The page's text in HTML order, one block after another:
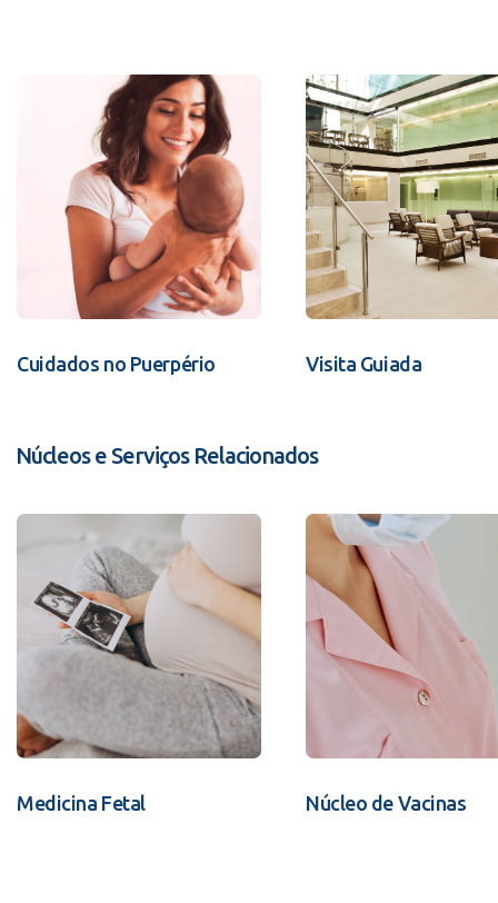
Cuidados no Puerpério Visita Guiada
Núcleos e Serviços Relacionados
Medicina Fetal Núcleo de Vacinas